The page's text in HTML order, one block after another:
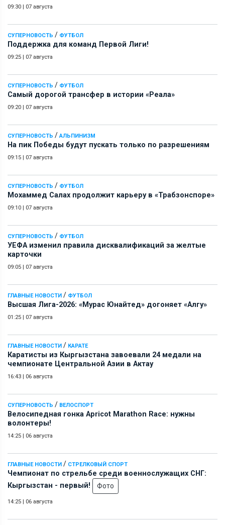
09:30 07 августа
СУПЕРНОВОСТЬ / ФУТБОЛ
Поддержка для команд Первой Лиги!
09:25 07 августа
СУПЕРНОВОСТЬ / ФУТБОЛ
Самый дорогой трансфер в истории «Реала»
09:20 07 августа
СУПЕРНОВОСТЬ /АЛЬПИНИЗМ
На пик Победы будут пускать только по разрешениям
09:15 07 августа
СУПЕРНОВОСТЬ / ФУТБОЛ
Мохаммед Салах продолжит карьеру в «Трабзонспоре»
09:10 07 августа
СУПЕРНОВОСТЬ / ФУТБОЛ
УЕФА изменил правила дисквалификаций за желтые
карточки
09:05 07 августа
ГЛАВНЫЕ НОВОСТИ / ФУТБОЛ
Высшая Лига-2026: «Мурас Юнайтед» догоняет «Алгу»
01:25 07 августа
ГЛАВНЫЕ НОВОСТИ / КАРАТЕ
Каратисты из Кыргызстана завоевали 24 медали на
чемпионате Центральной Азии в Актау
16:43 06 августа
СУПЕРНОВОСТЬ / ВЕЛОСПОРТ
Велосипедная гонка Apricot Marathon Race: нужны
волонтеры!
14:25 06 августа
ГЛАВНЫЕ НОВОСТИ / СТРЕЛКОВЫЙ СПОРТ
Чемпионат по стрельбе среди военнослужащих СНГ:
Кыргызстан - первый!
Фото
14:25 06 августа